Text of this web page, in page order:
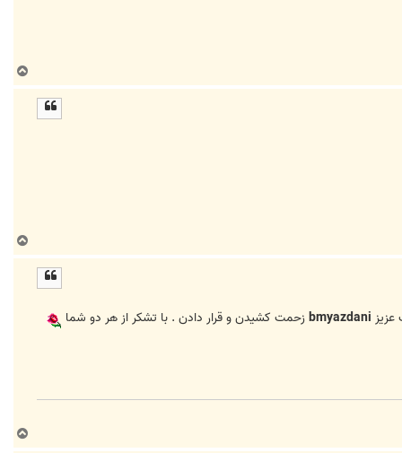
ا
ا
bmyazdaniزحمت کشیدن و قرار دادن . با تشکر از هر دو شما